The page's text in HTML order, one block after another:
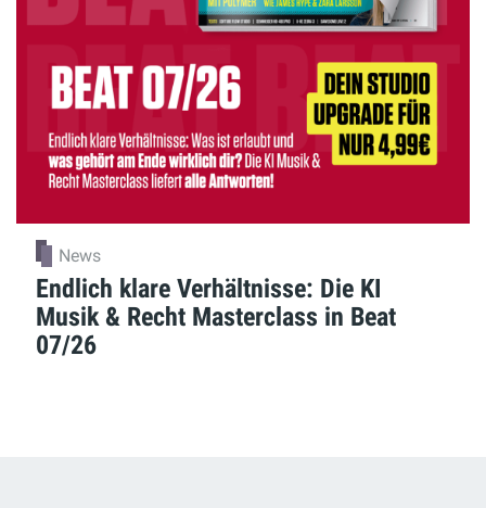
News
Endlich klare Verhältnisse: Die KI
Musik & Recht Masterclass in Beat
07/26